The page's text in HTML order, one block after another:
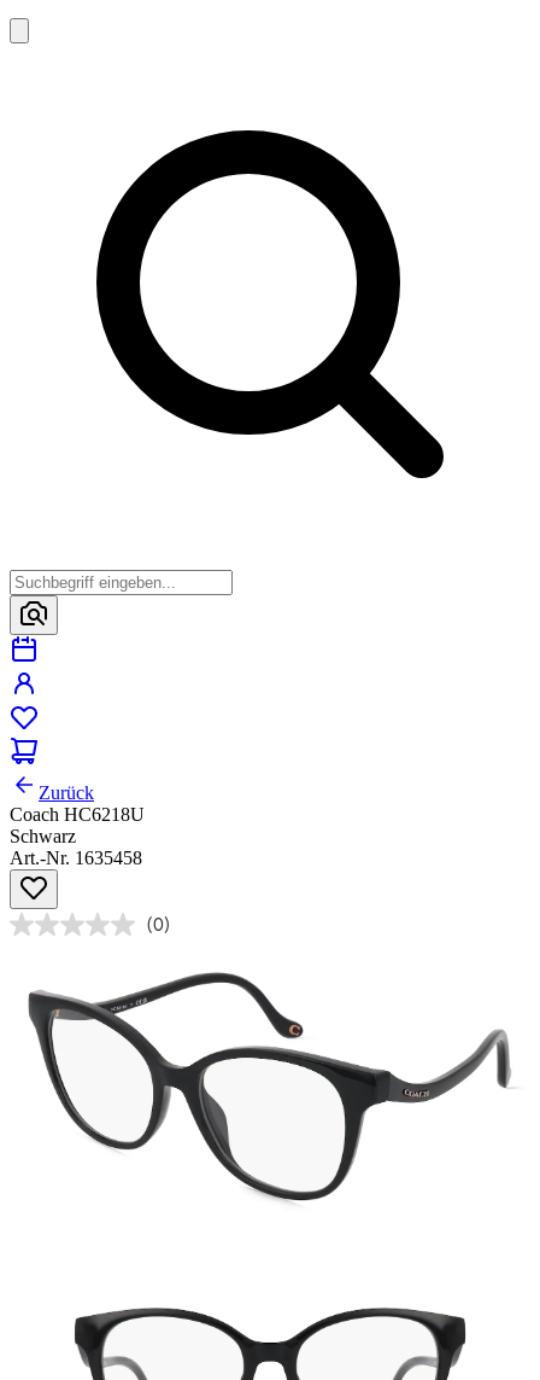
Zurück
Coach HC6218U
Schwarz
Art.-Nr. 1635458
(0)